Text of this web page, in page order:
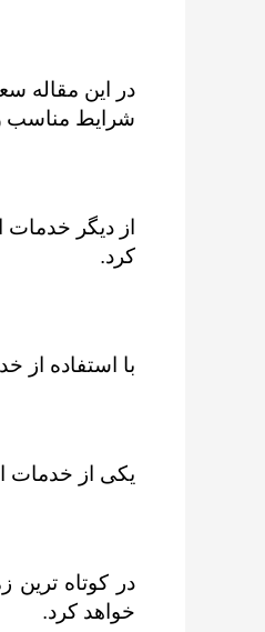
در این مقاله
شرایط مناسب
از دیگر خدمات
کرد.
با استفاده از
یکی از خدمات
در کوتاه ترین
خواهد کرد.